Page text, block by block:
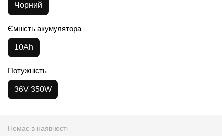
Чорний
Ємність акумулятора
10Ah
Потужність
36V 350W
Немає в наявності